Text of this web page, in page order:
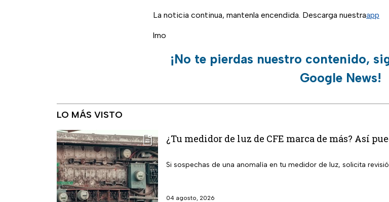
La noticia continua, mantenla encendida. Descarga nuestraapp
lmo
¡No te pierdas nuestro contenido,
Google News!
LO MÁS VISTO
¿Tu medidor de luz de CFE marca de más? Así
Si sospechas de una anomalía en tu medidor de luz, solicita
04 agosto, 2026